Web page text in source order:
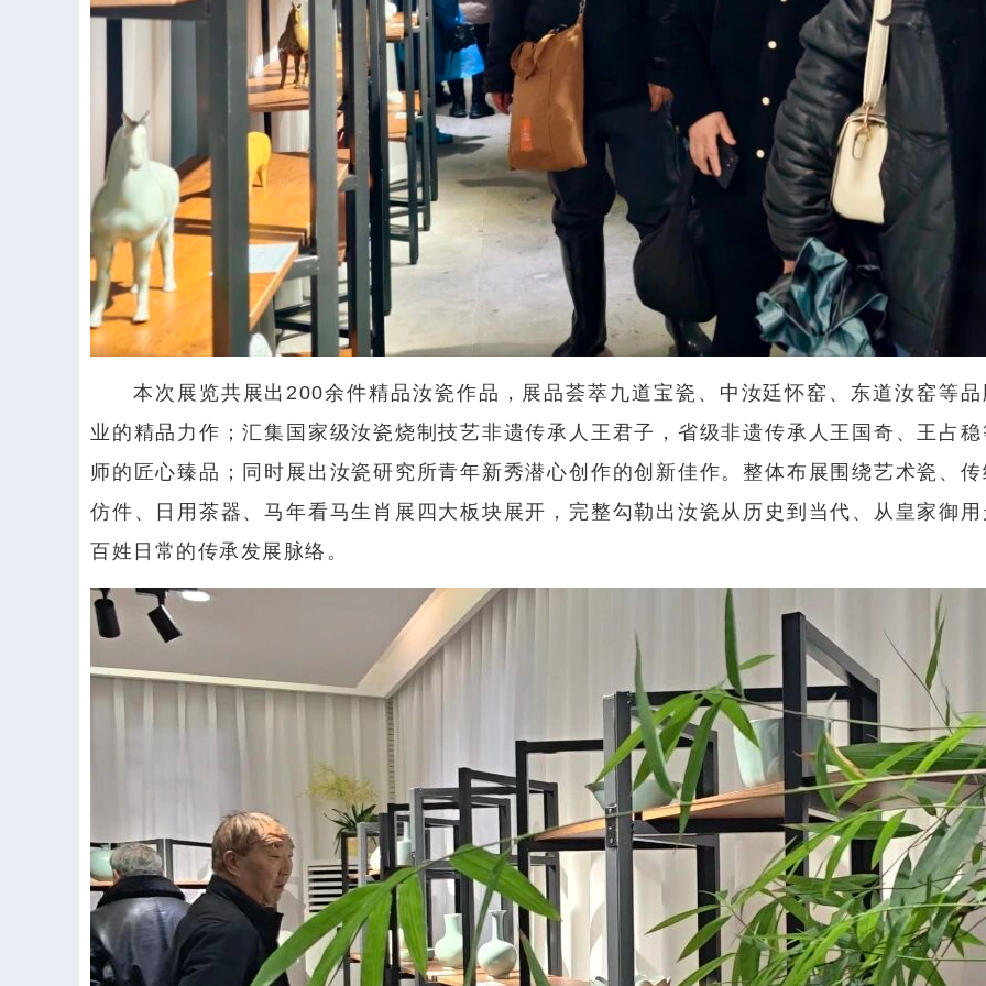
本次展览共展出200余件精品汝瓷作品，展品荟萃九道宝瓷、 中汝廷怀窑 、东道汝窑等
业的精品力作；汇集国家级汝瓷烧制技艺非遗传承人王君子，省级非遗传承人王国奇、王占
师的匠心臻品；同时展出 汝瓷研究所青年新秀潜心创作的创新佳作。整体布展围绕艺术瓷、
仿件、日用茶器、马年看马生肖展四大板块展开，完整勾勒出汝瓷从历史到当代、从皇家御
百姓日常的传承发展脉络。